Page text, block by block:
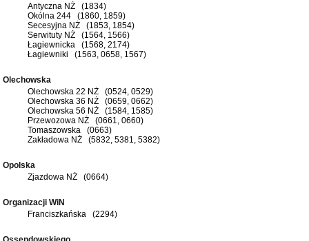
Antyczna NŻ (1834)
Okólna 244 (1860, 1859)
Secesyjna NŻ (1853, 1854)
Serwituty NŻ (1564, 1566)
Łagiewnicka (1568, 2174)
Łagiewniki (1563, 0658, 1567)
Olechowska
Olechowska 22 NŻ (0524, 0529)
Olechowska 36 NŻ (0659, 0662)
Olechowska 56 NŻ (1584, 1585)
Przewozowa NŻ (0661, 0660)
Tomaszowska (0663)
Zakładowa NŻ (5832, 5381, 5382)
Opolska
Zjazdowa NŻ (0664)
Organizacji WiN
Franciszkańska (2294)